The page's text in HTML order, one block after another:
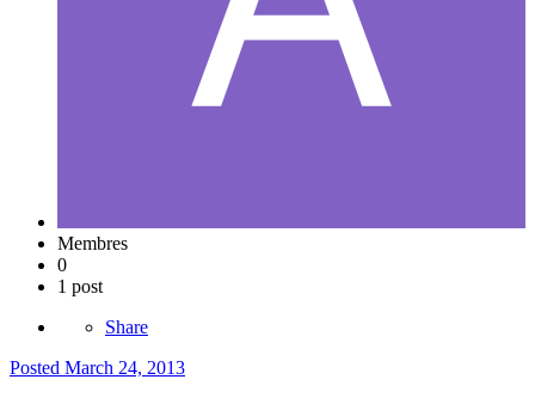
Membres
0
1 post
Share
Posted March 24, 2013